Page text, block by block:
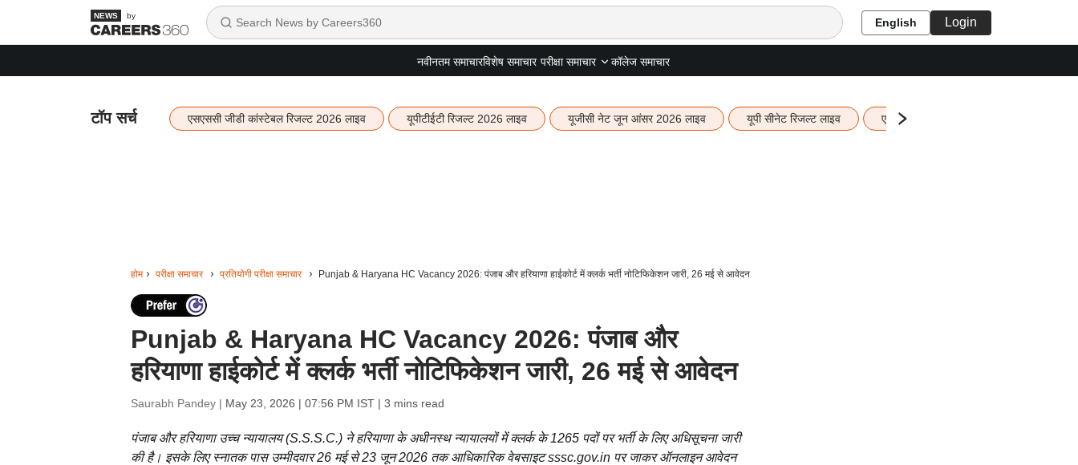
by English Login
नवीनतम समाचारविशेष समाचार परीक्षा समाचार कॉलेज समाचार
टॉप सर्च एसएससी जीडी कांस्टेबल रिजल्ट 2026 लाइव यूपीटीईटी रिजल्ट 2026 लाइव यूजीसी नेट जून आंसर 2026 लाइव यूपी सीनेट रिजल्ट लाइव एचबीएसई 12वीं का रिजल्ट लाइव
होम परीक्षा समाचार प्रतियोगी परीक्षा समाचार Punjab & Haryana HC Vacancy 2026: पंजाब और हरियाणा हाईकोर्ट में क्लर्क भर्ती नोटिफिकेशन जारी, 26 मई से आवेदन
Punjab & Haryana HC Vacancy 2026: पंजाब और
हरियाणा हाईकोर्ट में क्लर्क भर्ती नोटिफिकेशन जारी, 26 मई से आवेदन
Saurabh Pandey | May 23, 2026 | 07:56 PM IST| 3 mins read
पंजाब और हरियाणा उच्च न्यायालय (S.S.S.C.) ने हरियाणा के अधीनस्थ न्यायालयों में क्लर्क के 1265 पदों पर भर्ती के लिए अधिसूचना जारी
की है। इसके लिए स्नातक पास उम्मीदवार 26 मई से 23 जून 2026 तक आधिकारिक वेबसाइट sssc.gov.in पर जाकर ऑनलाइन आवेदन